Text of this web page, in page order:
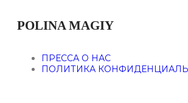
POLINA MAGIY
ПРЕССА О НАС
ПОЛИТИКА